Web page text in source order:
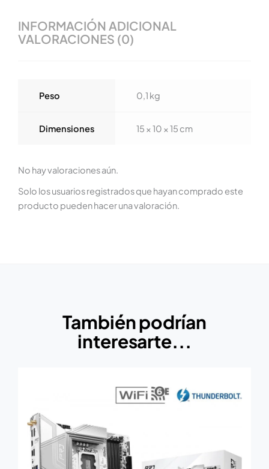
INFORMACIÓN ADICIONAL
VALORACIONES (0)
Peso 0,1 kg
Dimensiones 15 × 10 × 15 cm
No hay valoraciones aún.
Solo los usuarios registrados que hayan comprado este
producto pueden hacer una valoración.
También podrían
interesarte...